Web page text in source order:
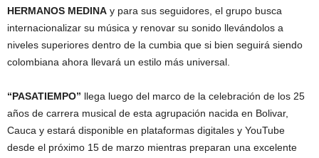
HERMANOS MEDINA y para sus seguidores, el grupo busca
internacionalizar su música y renovar su sonido llevándolos a
niveles superiores dentro de la cumbia que si bien seguirá siendo
colombiana ahora llevará un estilo más universal.
“PASATIEMPO” llega luego del marco de la celebración de los 25
años de carrera musical de esta agrupación nacida en Bolivar,
Cauca y estará disponible en plataformas digitales y YouTube
desde el próximo 15 de marzo mientras preparan una excelente